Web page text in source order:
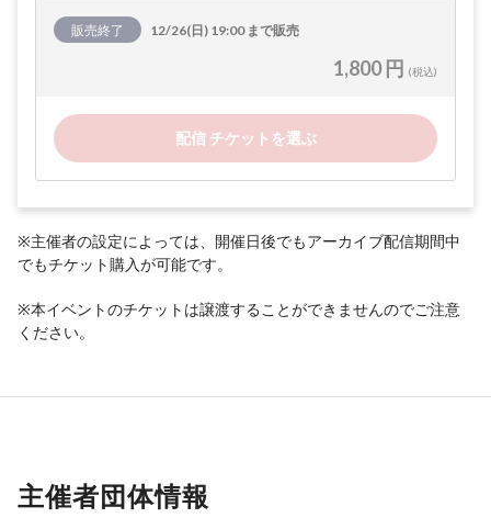
販売終了 12/26(日) 19:00 まで販売
1,800 円 (税込)
配信 チケットを選ぶ
※主催者の設定によっては、開催日後でもアーカイブ配信期間中
でもチケット購入が可能です。
※本イベントのチケットは譲渡することができませんのでご注意
ください。
主催者団体情報